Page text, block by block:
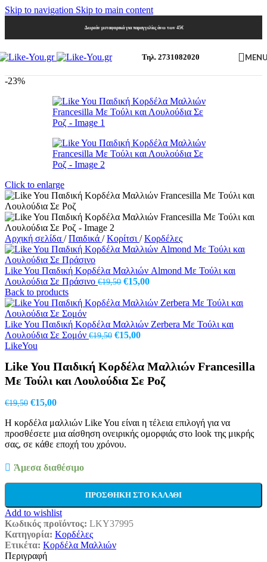
Skip to navigation Skip to main content
Δωρεάν μεταφορικά για παραγγελίες άνω των 45€
Τηλ. 2731082020
-23%
Click to enlarge
Αρχική σελίδα / Παιδικά / Κορίτσι / Κορδέλες
Like You Παιδική Κορδέλα Μαλλιών Almond Με Τούλι και
Λουλούδια Σε Πράσινο €19,50 Original
was:
€15,00Η
τιμή
€15,00.
Back to products
Like You Παιδική Κορδέλα Μαλλιών Zerbera Με Τούλι και
Λουλούδια Σε Σομόν €19,50 Original
€19,50.
€15,00Η
είναι:
€15,00.
LikeYou
Like You Παιδική Κορδέλα Μαλλιών Francesilla
Με Τούλι και Λουλούδια Σε Ροζ
€19,50 Original
was:
€19,50.
€15,00Η
τιμή
είναι:
€15,00.
Η κορδέλα μαλλιών Like You είναι η τέλεια επιλογή για να
προσθέσετε μια αίσθηση ονειρικής ομορφιάς στο look της μικρής
σας, σε κάθε εποχή του χρόνου.
Άμεσα διαθέσιμο
ΠΡΟΣΘΉΚΗ ΣΤΟ ΚΑΛΆΘΙ
Add to wishlist
Κωδικός προϊόντος: LKY37995
Κατηγορία: Κορδέλες
Ετικέτα: Κορδέλα Μαλλιών
Περιγραφή